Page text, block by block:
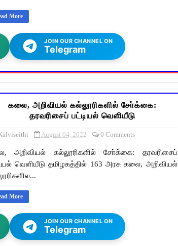
More
JOIN OUR CHANNEL ON
Telegram
கலை, அறிவியல் கல்லூரிகளில் சோ்க்கை:
தரவரிசைப் பட்டியல் வெளியீடு
August 04, 2022 0 Comments
அறிவியல் கல்லூரிகளில் சோ்க்கை: தரவரிசைப்
வெளியீடு தமிழகத்தில் 163 அரசு கலை, அறிவியல்
More
JOIN OUR CHANNEL ON
Telegram